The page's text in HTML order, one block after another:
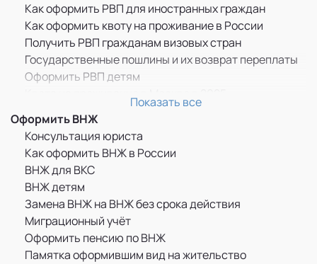
Как оформить РВП для иностранных граждан
Как оформить квоту на проживание в России
Получить РВП гражданам визовых стран
Государственные пошлины и их возврат переплаты
Оформить РВП детям
ММЦ САХАРОВО
Памятка оформившим РВП
Бессрочное пребывание граждан ДНР, ЛНР и
Украины в России
РВП для граждан Казахстана
РВП для граждан Узбекистана
РВП для граждан Украины
Как оформить РВП по браку
Показать все
Оформить ВНЖ
Консультация юриста
Как оформить ВНЖ в России
ВНЖ для ВКС
ВНЖ детям
Замена ВНЖ на ВНЖ без срока действия
Миграционный учёт
Оформить пенсию по ВНЖ
Памятка оформившим вид на жительство